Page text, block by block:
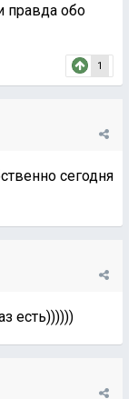
правда обо
1
сегодня
есть))))))